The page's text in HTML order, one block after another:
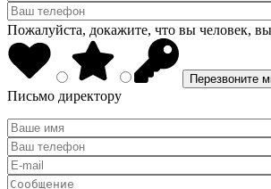
Пожалуйста, докажите, что вы человек,
Письмо директору